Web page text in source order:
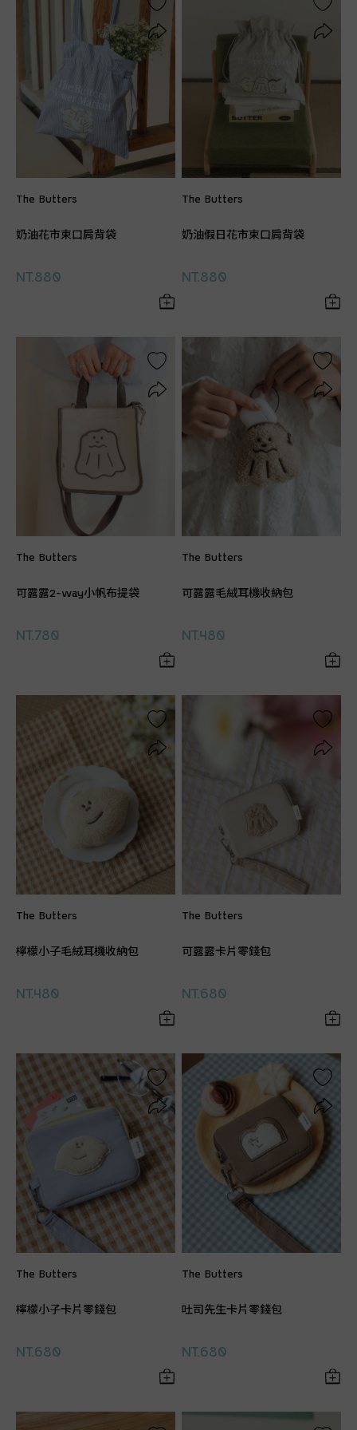
The Butters
奶油花市束口肩背袋
NT.880
The Butters
奶油假日花市束口肩背袋
NT.880
The Butters
可露露2-way小帆布提袋
NT.780
The Butters
可露露毛絨耳機收納包
NT.480
The Butters
檸檬小子毛絨耳機收納包
NT.480
The Butters
可露露卡片零錢包
NT.680
The Butters
檸檬小子卡片零錢包
NT.680
The Butters
吐司先生卡片零錢包
NT.680